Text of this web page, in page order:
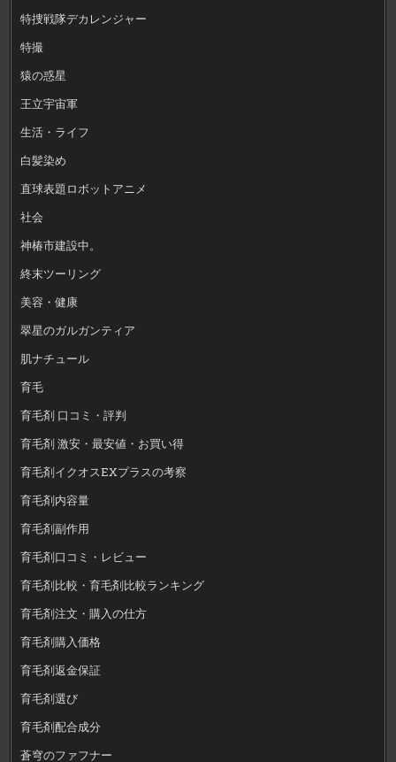
特捜戦隊デカレンジャー
特撮
猿の惑星
王立宇宙軍
生活・ライフ
白髪染め
直球表題ロボットアニメ
社会
神椿市建設中。
終末ツーリング
美容・健康
翠星のガルガンティア
肌ナチュール
育毛
育毛剤 口コミ・評判
育毛剤 激安・最安値・お買い得
育毛剤イクオスEXプラスの考察
育毛剤内容量
育毛剤副作用
育毛剤口コミ・レビュー
育毛剤比較・育毛剤比較ランキング
育毛剤注文・購入の仕方
育毛剤購入価格
育毛剤返金保証
育毛剤選び
育毛剤配合成分
蒼穹のファフナー